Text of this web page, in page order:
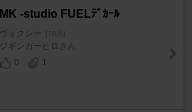
MK -studio FUELﾃﾞｶｰﾙ
ヴォクシー [70系]
ジギンガーヒロさん
0
1